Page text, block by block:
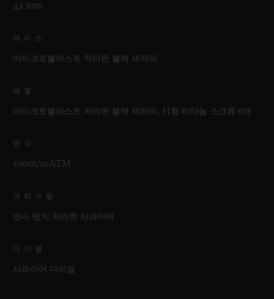
42 mm
케이스
마이크로블라스트 처리된 블랙 세라믹
베젤
마이크로블라스트 처리된 블랙 세라믹, H형 티타늄 스크류 6개
방수
100m/10ATM
크리스탈
반사 방지 처리한 사파이어
다이얼
사파이어 다이얼